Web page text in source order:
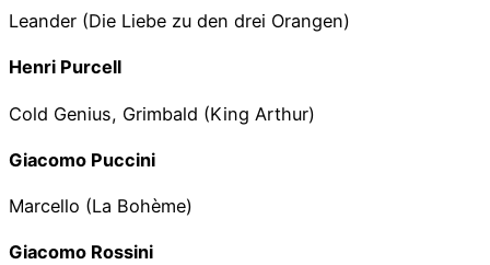
Leander (Die Liebe zu den drei Orangen)
Henri Purcell
Cold Genius, Grimbald (King Arthur)
Giacomo Puccini
Marcello (La Bohème)
Giacomo Rossini